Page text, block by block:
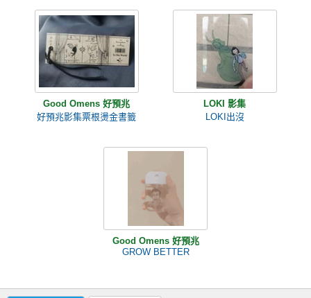
Good Omens 好預兆
好預兆影集票根燙金書籤
LOKI 影集
LOKI出沒
Good Omens 好預兆
GROW BETTER